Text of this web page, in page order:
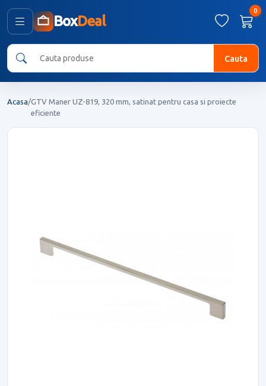
BoxDeal
0
Cauta
Acasa/GTV Maner UZ-819, 320 mm, satinat pentru casa si proiecte
eficiente